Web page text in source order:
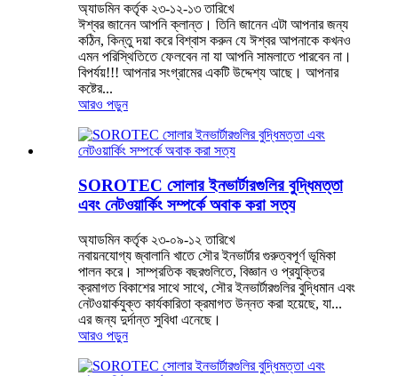
অ্যাডমিন কর্তৃক ২৩-১২-১৩ তারিখে
ঈশ্বর জানেন আপনি ক্লান্ত। তিনি জানেন এটা আপনার জন্য
কঠিন, কিন্তু দয়া করে বিশ্বাস করুন যে ঈশ্বর আপনাকে কখনও
এমন পরিস্থিতিতে ফেলবেন না যা আপনি সামলাতে পারবেন না।
বিপর্যয়!!! আপনার সংগ্রামের একটি উদ্দেশ্য আছে। আপনার
কষ্টের...
আরও পড়ুন
SOROTEC সোলার ইনভার্টারগুলির বুদ্ধিমত্তা
এবং নেটওয়ার্কিং সম্পর্কে অবাক করা সত্য
অ্যাডমিন কর্তৃক ২৩-০৯-১২ তারিখে
নবায়নযোগ্য জ্বালানি খাতে সৌর ইনভার্টার গুরুত্বপূর্ণ ভূমিকা
পালন করে। সাম্প্রতিক বছরগুলিতে, বিজ্ঞান ও প্রযুক্তির
ক্রমাগত বিকাশের সাথে সাথে, সৌর ইনভার্টারগুলির বুদ্ধিমান এবং
নেটওয়ার্কযুক্ত কার্যকারিতা ক্রমাগত উন্নত করা হয়েছে, যা...
এর জন্য দুর্দান্ত সুবিধা এনেছে।
আরও পড়ুন